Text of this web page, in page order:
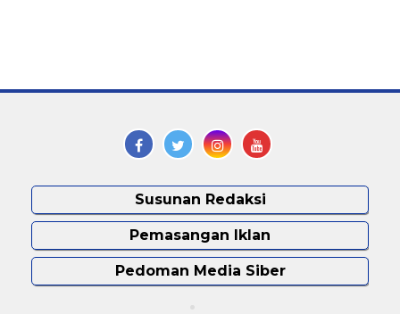
Susunan Redaksi
Pemasangan Iklan
Pedoman Media Siber